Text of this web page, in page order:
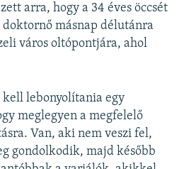
arra, hogy a 34 éves öccsét
másnap délutánra
város oltópontjára, ahol
lebonyolítania egy
meglegyen a megfelelő
Van, aki nem veszi fel,
gondolkodik, majd később